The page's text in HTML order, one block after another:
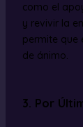
como el
y revivir la
permite que
de ánimo.
3. Por